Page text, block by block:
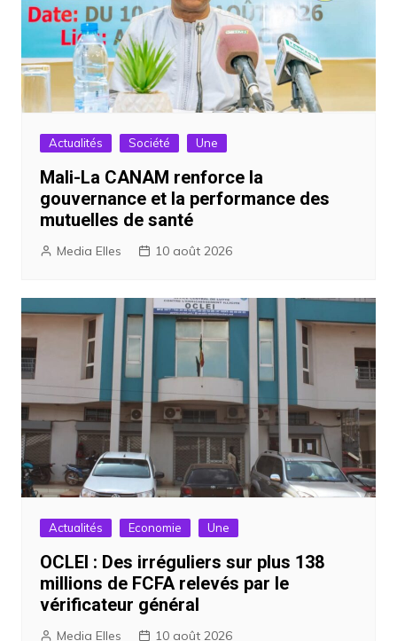
Actualités Société Une
Mali-La CANAM renforce la
gouvernance et la performance des
mutuelles de santé
Media Elles 10 août 2026
Actualités Economie Une
OCLEI : Des irréguliers sur plus 138
millions de FCFA relevés par le
vérificateur général
Media Elles 10 août 2026